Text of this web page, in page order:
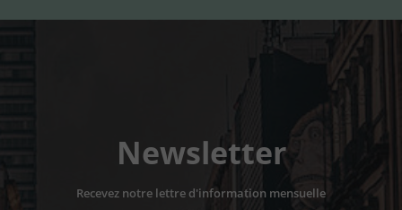
Newsletter
Recevez notre lettre d'information mensuelle